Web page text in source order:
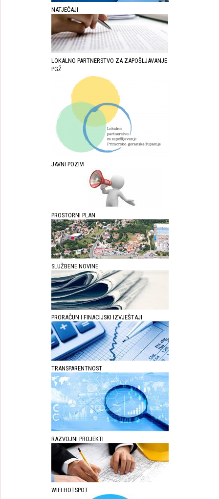
NATJEČAJI
LOKALNO PARTNERSTVO ZA ZAPOŠLJAVANJE
PGŽ
JAVNI POZIVI
PROSTORNI PLAN
SLUŽBENE NOVINE
PRORAČUN I FINACIJSKI IZVJEŠTAJI
TRANSPARENTNOST
RAZVOJNI PROJEKTI
WIFI HOTSPOT